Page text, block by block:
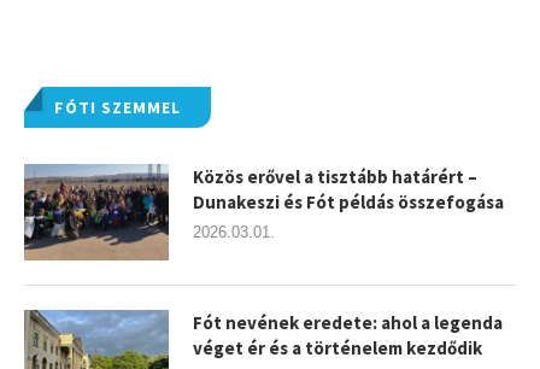
FÓTI SZEMMEL
Közös erővel a tisztább határért –
Dunakeszi és Fót példás összefogása
2026.03.01.
Fót nevének eredete: ahol a legenda
véget ér és a történelem kezdődik